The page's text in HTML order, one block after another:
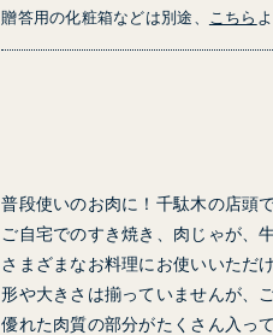
贈答用の化粧箱などは別途、 こちら
普段使いのお肉に！千駄木の店頭
ご自宅でのすき焼き、肉じゃが、
さまざまなお料理にお使いいただけ
形や大きさは揃っていませんが、
優れた肉質の部分がたくさん入っ